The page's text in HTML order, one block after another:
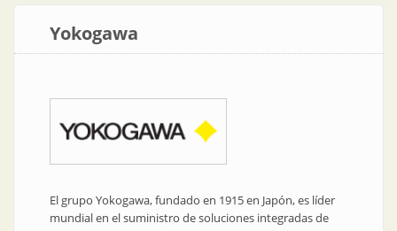
Yokogawa
El grupo Yokogawa, fundado en 1915 en Japón, es líder
mundial en el suministro de soluciones integradas de